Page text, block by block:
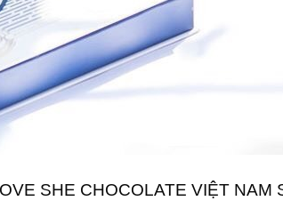
SHE CHOCOLATE VIỆT